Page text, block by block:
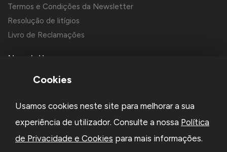
Termos e Condições da Newsletter
Resolução de litígios
Livro de Reclamações
Newsletter
Li e aceito aPolítica de Privacidadee os Termos e Condições
Cookies
Usamos cookies neste site para melhorar a sua
experiência de utilizador. Consulte a nossa Política
de Privacidade e Cookies para mais informações.